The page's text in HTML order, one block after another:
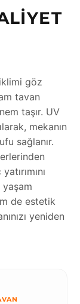
iklimi göz
tavan
taşır. UV
mekanın
sağlanır.
de estetik
yeniden